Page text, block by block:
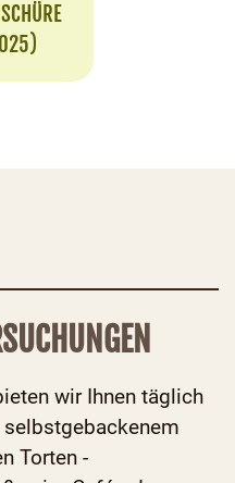
wir Ihnen täglich
Torten -